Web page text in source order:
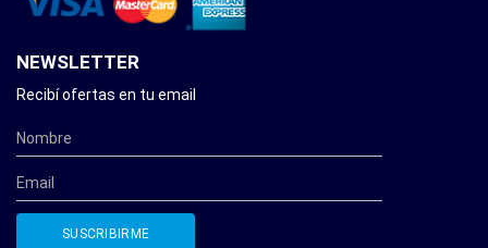
NEWSLETTER
Recibí ofertas en tu email